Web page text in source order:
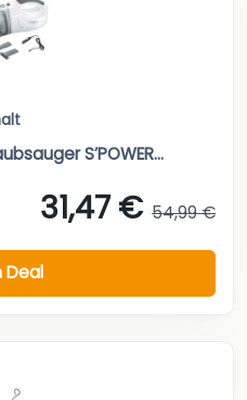
S’POWER...
31,47 € 54,99 €
Deal